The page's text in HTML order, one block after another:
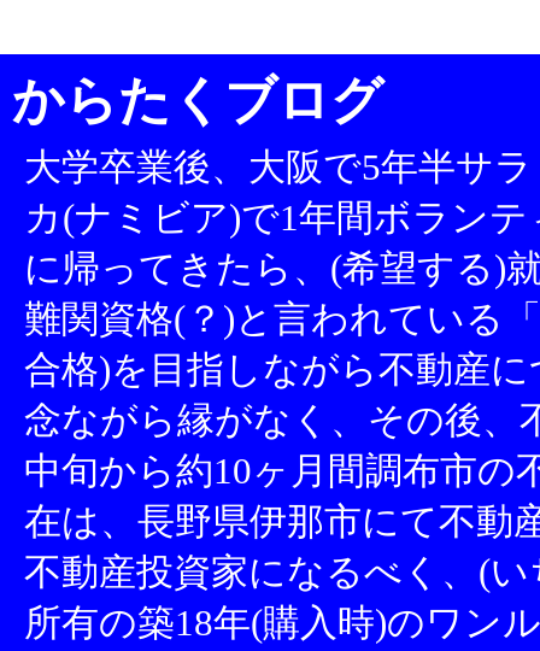
からたくブログ
大学卒業後、大阪で5年半サ
カ(ナミビア)で1年間ボラン
に帰ってきたら、(希望する)
難関資格(？)と言われている
合格)を目指しながら不動産
念ながら縁がなく、その後、
中旬から約10ヶ月間調布市の
在は、長野県伊那市にて不動
不動産投資家になるべく、(
所有の築18年(購入時)のワン